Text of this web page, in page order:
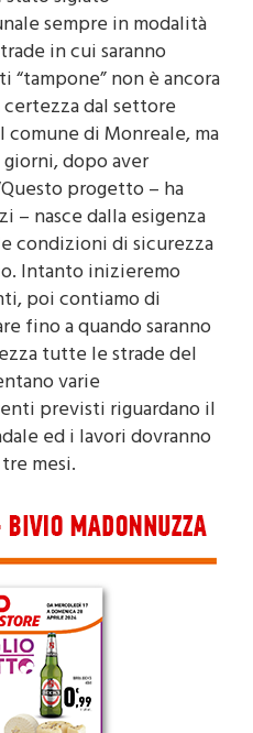
in cui saranno
non è ancora
dal settore
di Monreale, ma
dopo aver
progetto – ha
nasce dalla esigenza
condizioni di sicurezza
Intanto inizieremo
poi contiamo di
fino a quando saranno
tutte le strade del
varie
previsti riguardano il
ed i lavori dovranno
mesi.